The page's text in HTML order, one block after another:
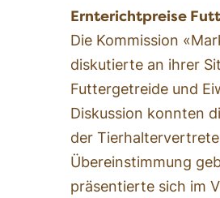
Ernterichtpreise
Die Kommission
diskutierte an ihrer
Futtergetreide und
Diskussion konnten
der
Übereinstimmung
präsentierte sich im